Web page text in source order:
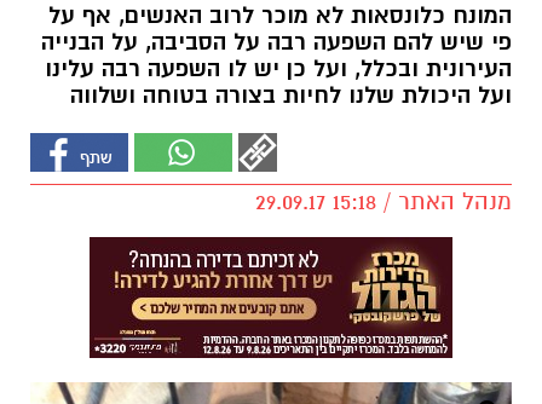
המונח כלונסאות לא מוכר לרוב האנשים, אף על
פי שיש להם השפעה רבה על הסביבה, על הבנייה
העירונית ובכלל, ועל כן יש לו השפעה רבה עלינו
ועל היכולת שלנו לחיות בצורה בטוחה ושלווה
מנהל האתר / 15:18 29.09.17